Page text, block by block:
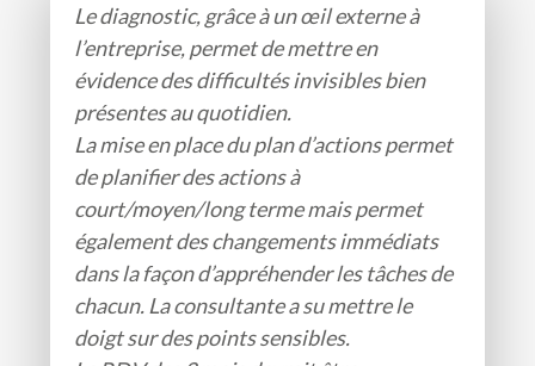
Le diagnostic, grâce à un œil externe à
l’entreprise, permet de mettre en
évidence des difficultés invisibles bien
présentes au quotidien.
La mise en place du plan d’actions permet
de planifier des actions à
court/moyen/long terme mais permet
également des changements immédiats
dans la façon d’appréhender les tâches de
chacun. La consultante a su mettre le
doigt sur des points sensibles.